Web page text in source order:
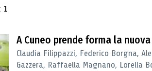
ricerca
1
A Cuneo prende forma la
Claudia Filippazzi, Federico Borgna,
Gazzera, Raffaella Magnano, Lorella